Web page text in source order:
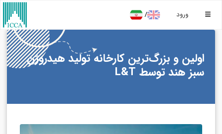
ورود /
اولین و بزرگ‌ترین کارخانه تولید هیدروژن
سبز هند توسط L&T